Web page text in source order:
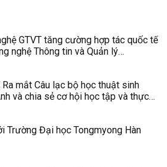
GTVT tăng cường hợp tác quốc tế
nghệ Thông tin và Quản lý
mắt Câu lạc bộ học thuật sinh
và chia sẻ cơ hội học tập và thực
Trường Đại học Tongmyong Hàn